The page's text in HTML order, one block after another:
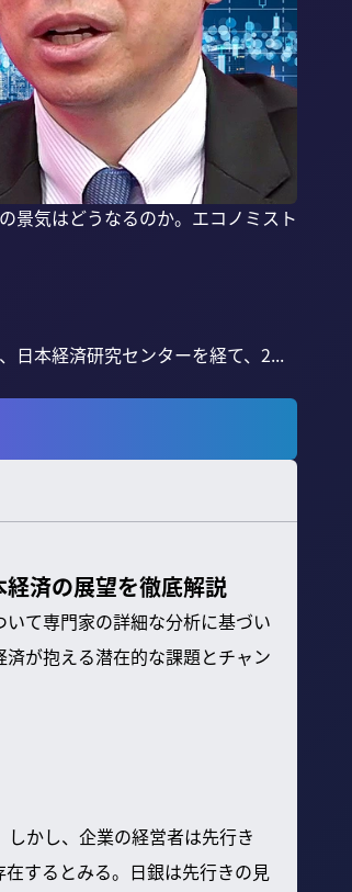
景気はどうなるのか。エコノミスト
日本経済研究センターを経て、2...
済の展望を徹底解説
て専門家の詳細な分析に基づい
が抱える潜在的な課題とチャン
かし、企業の経営者は先行き
するとみる。日銀は先行きの見